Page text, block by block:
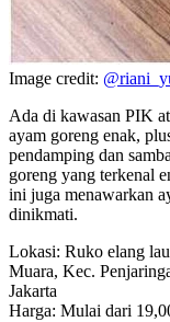
Image credit:
Ada di kawasan PIK
ayam goreng enak,
pendamping dan
goreng yang terkenal
ini juga menawarkan
dinikmati.
Lokasi: Ruko elang
Muara, Kec.
Jakarta
Harga: Mulai dari